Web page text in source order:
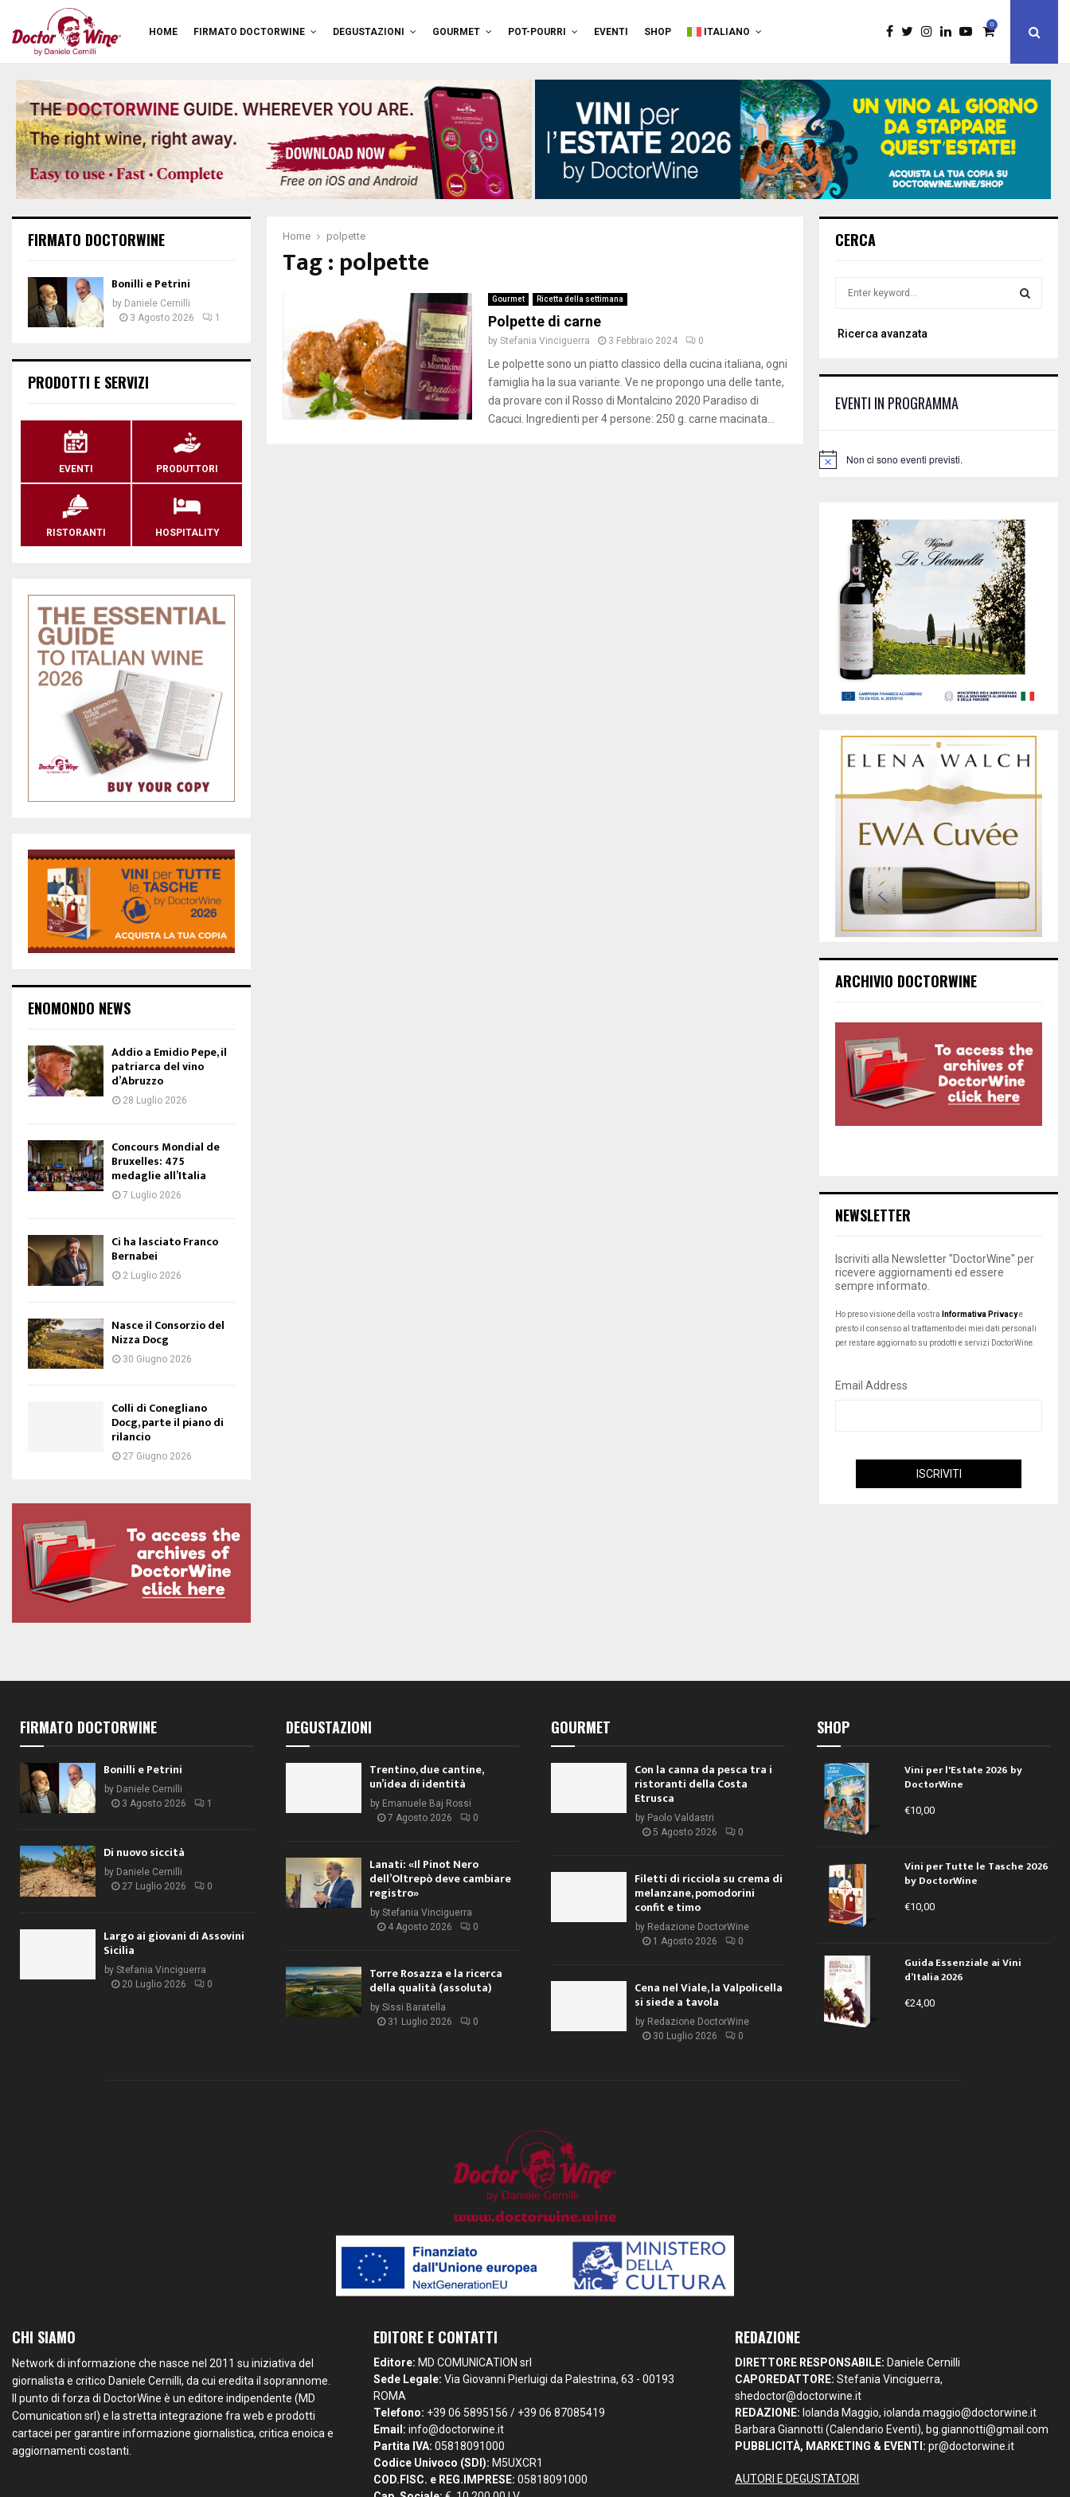
HOME FIRMATO DOCTORWINE DEGUSTAZIONI GOURMET POT-POURRI EVENTI SHOP ITALIANO
0
Home polpette
Tag : polpette
Gourmet Ricetta della settimana
Polpette di carne
by Stefania Vinciguerra 3 Febbraio 2024 0
Le polpette sono un piatto classico della cucina italiana, ogni
famiglia ha la sua variante. Ve ne propongo una delle tante,
da provare con il Rosso di Montalcino 2020 Paradiso di
Cacuci. Ingredienti per 4 persone: 250 g. carne macinata...
FIRMATO DOCTORWINE
Bonilli e Petrini
by Daniele Cernilli
3 Agosto 2026
1
PRODOTTI E SERVIZI
EVENTI PRODUTTORI
RISTORANTI HOSPITALITY
ENOMONDO NEWS
Addio a Emidio Pepe, il
patriarca del vino
d’Abruzzo
28 Luglio 2026
Concours Mondial de
Bruxelles: 475
medaglie all’Italia
7 Luglio 2026
Ci ha lasciato Franco
Bernabei
2 Luglio 2026
Nasce il Consorzio del
Nizza Docg
30 Giugno 2026
Colli di Conegliano
Docg, parte il piano di
rilancio
27 Giugno 2026
CERCA
r
o
Ricerca avanzata
EVENTI IN PROGRAMMA
N
Non ci sono eventi previsti.
ARCHIVIO DOCTORWINE
NEWSLETTER
Iscriviti alla Newsletter "DoctorWine" per
ricevere aggiornamenti ed essere
sempre informato.
Ho preso visione della vostra Informativa Privacye
presto il consenso al trattamento dei miei dati personali
per restare aggiornato su prodotti e servizi DoctorWine.
Email Address
FIRMATO DOCTORWINE
Bonilli e Petrini
by Daniele Cernilli
3 Agosto 2026
1
Di nuovo siccità
by Daniele Cernilli
27 Luglio 2026
0
Largo ai giovani di Assovini
Sicilia
by Stefania Vinciguerra
20 Luglio 2026
0
DEGUSTAZIONI
Trentino, due cantine,
un’idea di identità
by Emanuele Baj Rossi
7 Agosto 2026
0
Lanati: «Il Pinot Nero
dell’Oltrepò deve cambiare
registro»
by Stefania Vinciguerra
4 Agosto 2026
0
Torre Rosazza e la ricerca
della qualità (assoluta)
by Sissi Baratella
31 Luglio 2026
0
GOURMET
Con la canna da pesca tra i
ristoranti della Costa
Etrusca
by Paolo Valdastri
5 Agosto 2026
0
Filetti di ricciola su crema di
melanzane, pomodorini
confit e timo
by Redazione DoctorWine
1 Agosto 2026
0
Cena nel Viale, la Valpolicella
si siede a tavola
by Redazione DoctorWine
30 Luglio 2026
0
SHOP
Vini per l'Estate 2026 by
DoctorWine
€10,00
Vini per Tutte le Tasche 2026
by DoctorWine
€10,00
Guida Essenziale ai Vini
d’Italia 2026
€24,00
CHI SIAMO
Network di informazione che nasce nel 2011 su iniziativa del
giornalista e critico Daniele Cernilli, da cui eredita il soprannome.
Il punto di forza di DoctorWine è un editore indipendente (MD
Comunication srl) e la stretta integrazione fra web e prodotti
cartacei per garantire informazione giornalistica, critica enoica e
aggiornamenti costanti.
EDITORE E CONTATTI
Editore: MD COMUNICATION srl
Sede Legale: Via Giovanni Pierluigi da Palestrina, 63 - 00193
ROMA
Telefono: +39 06 5895156 / +39 06 87085419
Email: info@doctorwine.it
Partita IVA: 05818091000
Codice Univoco (SDI): M5UXCR1
COD.FISC. e REG.IMPRESE: 05818091000
REDAZIONE
DIRETTORE RESPONSABILE: Daniele Cernilli
CAPOREDATTORE: Stefania Vinciguerra,
shedoctor@doctorwine.it
REDAZIONE: Iolanda Maggio,iolanda.maggio@doctorwine.it
Barbara Giannotti (Calendario Eventi), bg.giannotti@gmail.com
PUBBLICITÀ, MARKETING & EVENTI: pr@doctorwine.it
AUTORI E DEGUSTATORI